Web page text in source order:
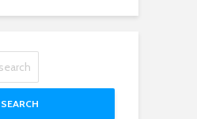
SEARCH